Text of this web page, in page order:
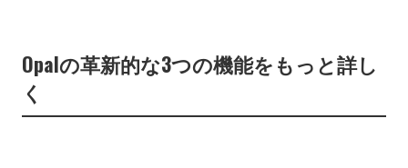
Opalの革新的な3つの機能をもっと詳し
く